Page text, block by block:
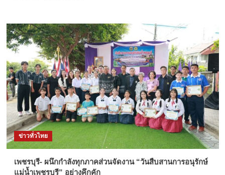
ข่าวทั่วไทย
เพชรบุรี- ผนึกกำลังทุกภาคส่วนจัดงาน “วันสืบสานการอนุรักษ์
แม่น้ำเพชรบุรี” อย่างคึกคัก